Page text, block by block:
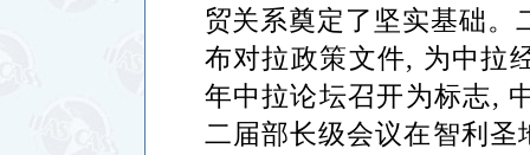
贸关系奠定了坚实基础。
布对拉政策文件, 为中拉
年中拉论坛召开为标志,
二届部长级会议在智利